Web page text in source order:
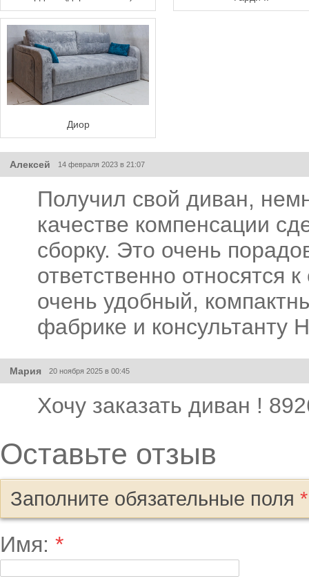
Диор
Алексей 14 февраля 2023 в 21:07
Получил свой диван,
качестве компенсации
сборку. Это очень
ответственно относятся
очень удобный,
фабрике и консультанту
Мария 20 ноября 2025 в 00:45
Хочу заказать диван !
Оставьте отзыв
Заполните обязательные поля *
Имя: *